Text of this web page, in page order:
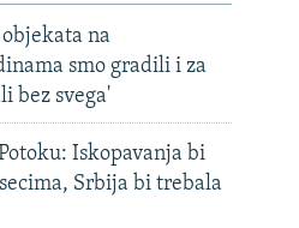
na
smo gradili i za
bez svega'
Iskopavanja bi
Srbija bi trebala